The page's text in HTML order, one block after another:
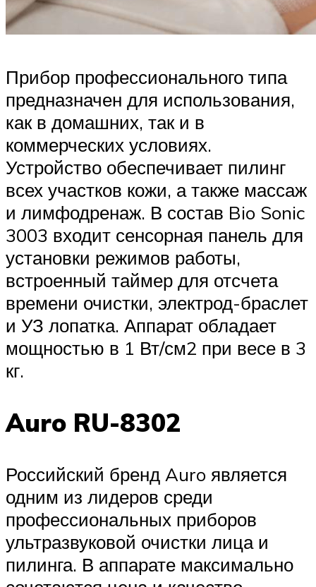
Прибор профессионального типа
предназначен для использования,
как в домашних, так и в
коммерческих условиях.
Устройство обеспечивает пилинг
всех участков кожи, а также массаж
и лимфодренаж. В состав Bio Sonic
3003 входит сенсорная панель для
установки режимов работы,
встроенный таймер для отсчета
времени очистки, электрод-браслет
и УЗ лопатка. Аппарат обладает
мощностью в 1 Вт/см2 при весе в 3
кг.
Auro RU-8302
Российский бренд Auro является
одним из лидеров среди
профессиональных приборов
ультразвуковой очистки лица и
пилинга. В аппарате максимально